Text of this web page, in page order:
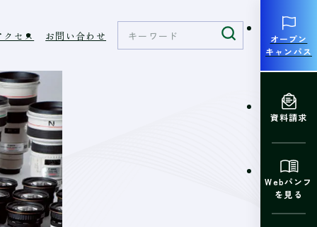
クセス お問い合わせ
オープン
キャンパス
資料請求
Webパンフ
を見る